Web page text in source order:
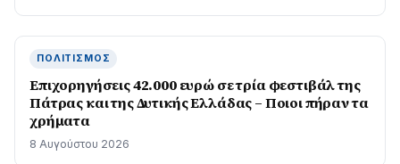
ΠΟΛΙΤΙΣΜΌΣ
Επιχορηγήσεις 42.000 ευρώ σε τρία φεστιβάλ της
Πάτρας και της Δυτικής Ελλάδας – Ποιοι πήραν τα
χρήματα
8 Αυγούστου 2026